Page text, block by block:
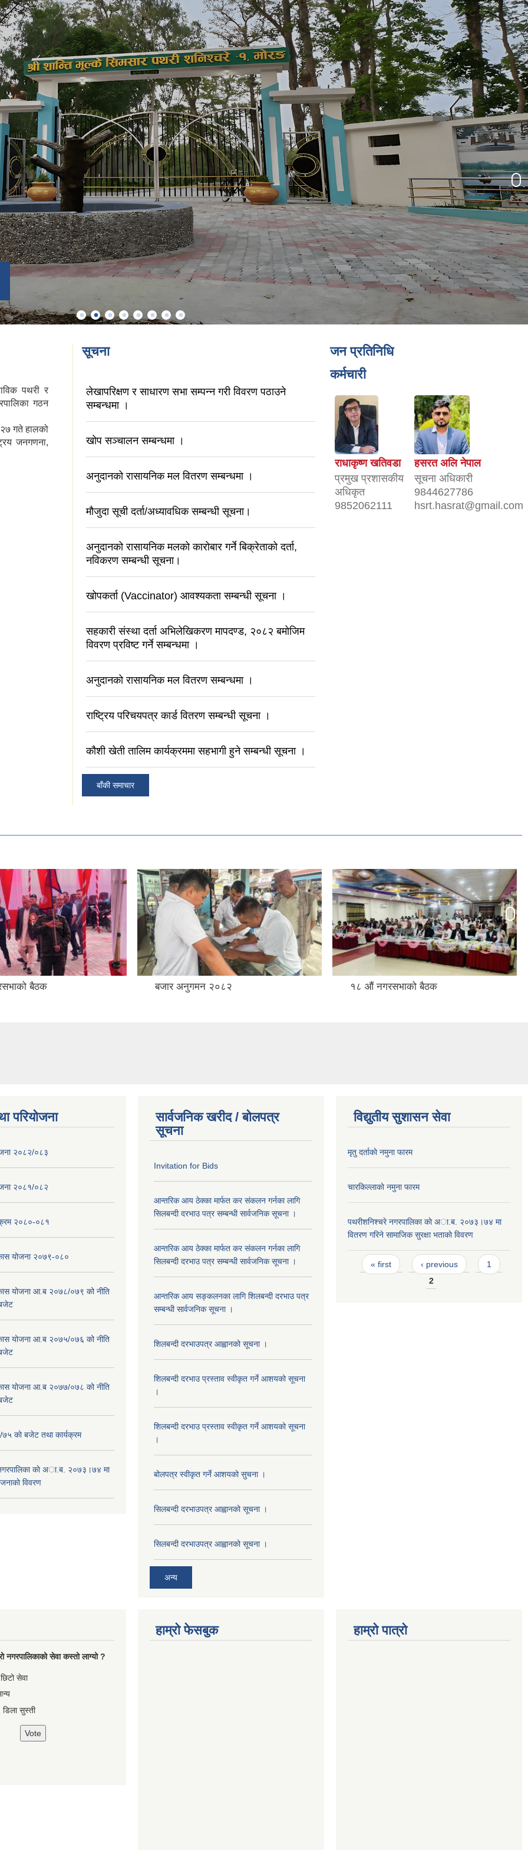
पथरी र
गठन
२७ गते हालको
जनगणना,
सूचना
लेखापरिक्षण र साधारण सभा सम्पन्न गरी विवरण पठाउने
सम्बन्धमा ।
खोप सञ्चालन सम्बन्धमा ।
अनुदानको रासायनिक मल वितरण सम्बन्धमा ।
मौजुदा सूची दर्ता/अध्यावधिक सम्बन्धी सूचना।
अनुदानको रासायनिक मलको कारोबार गर्ने बिक्रेताको दर्ता,
नविकरण सम्बन्धी सूचना।
खोपकर्ता (Vaccinator) आवश्यकता सम्बन्धी सूचना ।
सहकारी संस्था दर्ता अभिलेखिकरण मापदण्ड, २०८२ बमोजिम
विवरण प्रविष्ट गर्ने सम्बन्धमा ।
अनुदानको रासायनिक मल वितरण सम्बन्धमा ।
राष्ट्रिय परिचयपत्र कार्ड वितरण सम्बन्धी सूचना ।
कौशी खेती तालिम कार्यक्रममा सहभागी हुने सम्बन्धी सूचना ।
बाँकी समाचार
जन प्रतिनिधि
कर्मचारी
राधाकृष्ण खतिवडा
प्रमुख प्रशासकीय
अधिकृत
9852062111
हसरत अलि नेपाल
सूचना अधिकारी
9844627786
hsrt.hasrat@gmail.com
बैठक बजार अनुगमन २०८२ १८ औं नगरसभाको बैठक
परियोजना
२०८२/०८३
२०८१/०८२
२०८०-०८१
योजना २०७९-०८०
योजना आ.ब २०७८/०७९ को नीति
योजना आ.ब २०७५/०७६ को नीति
योजना आ.ब २०७७/०७८ को नीति
काे बजेट तथा कार्यक्रम
काे अा.ब. २०७३।७४ मा
विवरण
सार्वजनिक खरीद / बोलपत्र
सूचना
Invitation for Bids
आन्तरिक आय ठेक्का मार्फत कर संकलन गर्नका लागि
सिलबन्दी दरभाउ पत्र सम्बन्धी सार्वजनिक सूचना ।
आन्तरिक आय ठेक्का मार्फत कर संकलन गर्नका लागि
सिलबन्दी दरभाउ पत्र सम्बन्धी सार्वजनिक सूचना ।
आन्तरिक आय सङ्कलनका लागि शिलबन्दी दरभाउ पत्र
सम्बन्धी सार्वजनिक सूचना ।
शिलबन्दी दरभाउपत्र आह्वानको सूचना ।
शिलबन्दी दरभाउ प्रस्ताव स्वीकृत गर्ने आशयको सूचना
।
शिलबन्दी दरभाउ प्रस्ताव स्वीकृत गर्ने आशयको सूचना
।
बोलपत्र स्वीकृत गर्ने आशयको सुचना ।
सिलबन्दी दरभाउपत्र आह्वानको सूचना ।
सिलबन्दी दरभाउपत्र आह्वानको सूचना ।
अन्य
विद्युतीय सुशासन सेवा
मृतु दर्ताकाे नमुना फारम
चारकिल्लाकाे नमुना फारम
पथरीशनिश्चरे नगरपालिका काे अा.ब. २०७३।७४ मा
वितरण गरिने सामाजिक सुरक्षा भताकाे विवरण
Pages
« first ‹ previous
1
2
नगरपालिकाको सेवा कस्तो लाग्यो ?
सेवा
सुस्ती
हाम्रो फेसबुक हाम्रो पात्रो